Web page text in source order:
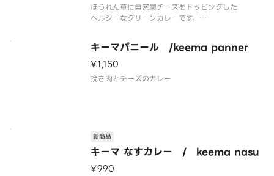
ほうれん草に自家製チーズをトッピングした
ヘルシーなグリーンカレーです。
ほうれん草（インドではザク。青菜の総称）
ヒンディー語ではバラク、チーズはバニール
つまり ほうれん草カレーのチーズ入り
◆当店ではバニと呼ばれる豆腐の様な
キーマパニール /keema panner
¥1,150
挽き肉とチーズのカレー
キーマ なすカレー / keema nasu
新商品
¥990